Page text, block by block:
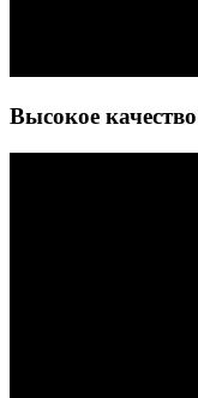
Высокое